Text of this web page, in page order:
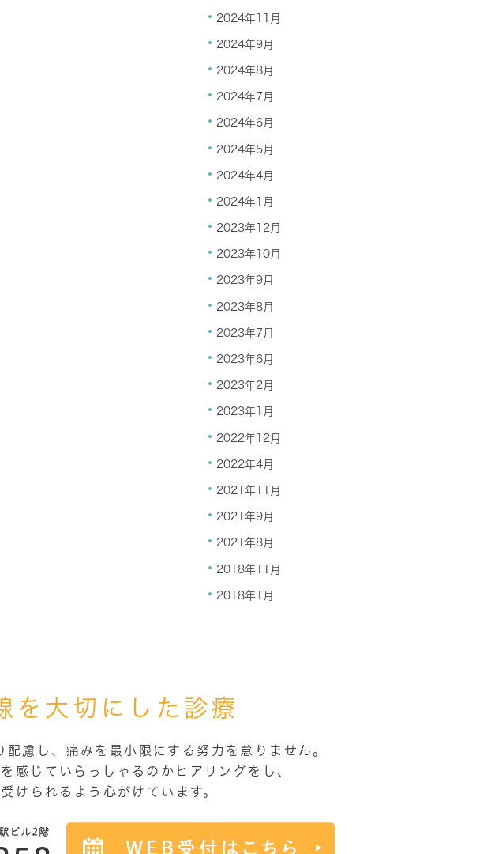
2024年11月
2024年9月
2024年8月
2024年7月
2024年6月
2024年5月
2024年4月
2024年1月
2023年12月
2023年10月
2023年9月
2023年8月
2023年7月
2023年6月
2023年2月
2023年1月
2022年12月
2022年4月
2021年11月
2021年9月
2021年8月
2018年11月
2018年1月
を大切にした診療
慮し、痛みを最小限にする努力を怠りません。
感じていらっしゃるのかヒアリングをし、
けられるよう心がけています。